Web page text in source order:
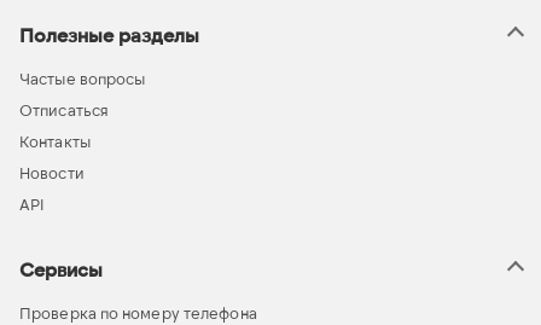
Полезные разделы
Частые вопросы
Отписаться
Контакты
Новости
API
Сервисы
Проверка по номеру телефона